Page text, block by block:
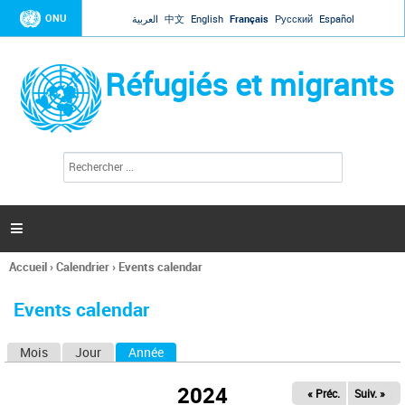
Jump to navigation
ONU العربية 中文 English Français Русский Español
Réfugiés et migrants
l
c
h
e

Vous
ici
Accueil›Calendrier› Events calendar
Events calendar
Mois Jour Année
2024 « Préc. Suiv. »